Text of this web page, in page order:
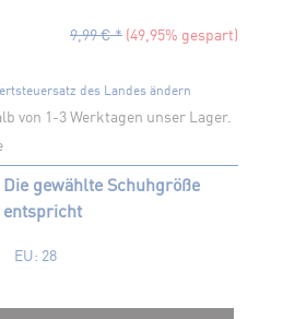
9,99 € * (49,95% gespart)
des Landes ändern
von 1-3 Werktagen unser Lager.
Die gewählte Schuhgröße
entspricht
EU: 28